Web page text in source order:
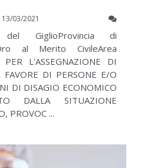
13/03/2021
GiglioProvincia di
al Merito CivileArea
L’ASSEGNAZIONE DI
DI PERSONE E/O
DI DISAGIO ECONOMICO
DALLA SITUAZIONE
PROVOC ...